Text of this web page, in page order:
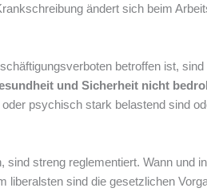
ändert sich beim
betroffen ist, sind
und Sicherheit nicht
psychisch stark belastend sind
streng reglementiert. Wann und
liberalsten sind die gesetzlichen